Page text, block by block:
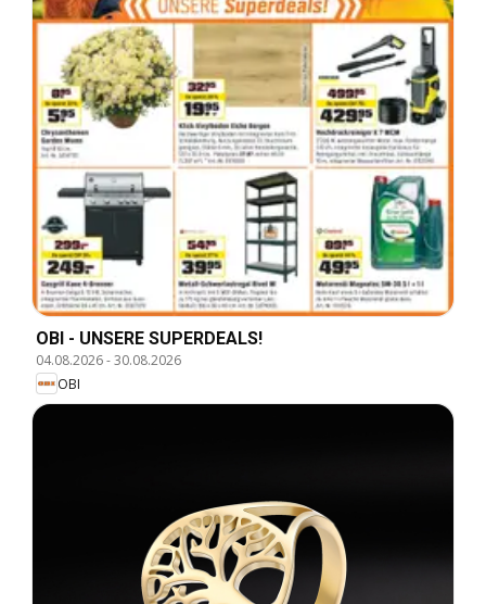
OBI - UNSERE SUPERDEALS!
04.08.2026-30.08.2026
OBI